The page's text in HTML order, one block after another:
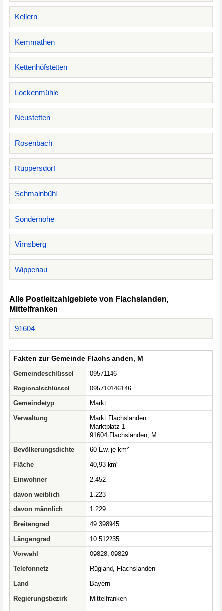
Kellern
Kemmathen
Kettenhöfstetten
Lockenmühle
Neustetten
Rosenbach
Ruppersdorf
Schmalnbühl
Sondernohe
Virnsberg
Wippenau
Alle Postleitzahlgebiete von Flachslanden,
Mittelfranken
91604
Fakten zur Gemeinde Flachslanden, M
Gemeindeschlüssel
09571146
Regionalschlüssel
095710146146
Gemeindetyp
Markt
Verwaltung
Markt Flachslanden
Marktplatz 1
91604 Flachslanden, M
Bevölkerungsdichte
60 Ew. je km²
Fläche
40,93 km²
Einwohner
2.452
davon weiblich
1.223
davon männlich
1.229
Breitengrad
49.398945
Längengrad
10.512235
Vorwahl
09828, 09829
Telefonnetz
Rügland, Flachslanden
Land
Bayern
Regierungsbezirk
Mittelfranken